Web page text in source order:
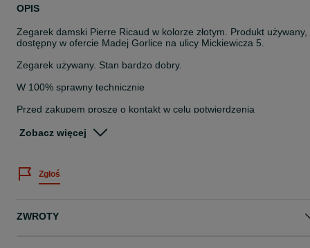
OPIS
Zegarek damski Pierre Ricaud w kolorze złotym. Produkt używany,
dostępny w ofercie Madej Gorlice na ulicy Mickiewicza 5.
Zegarek używany. Stan bardzo dobry.
W 100% sprawny technicznie
Przed zakupem proszę o kontakt w celu potwierdzenia
Na wyraźne życzenie kupującego, istnieje możliwość wystawienia
Faktury " Faktura -procedura marży - towary używane"
29zł
Zobacz więcej
Zgłoś
ZWROTY